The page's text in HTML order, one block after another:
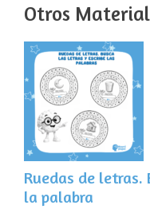
Otros
Ruedas de
la palabra